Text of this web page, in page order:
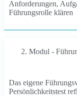
Anforderungen,
Führungsrolle klären
2. Modul -
Das eigene
Persönlichkeitstest